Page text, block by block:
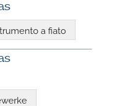
a fiato